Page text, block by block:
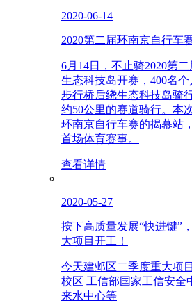
2020-06-14
2020第二届环南京自行车
6月14日，不止骑2020第
生态科技岛开赛，400名
步行桥后绕生态科技岛骑
约50公里的赛道骑行。本
环南京自行车赛的揭幕站
首场体育赛事。
查看详情
2020-05-27
按下高质量发展“快进键”
大项目开工！
今天建邺区二季度重大项
校区 工信部国家工信安全
来水中心等